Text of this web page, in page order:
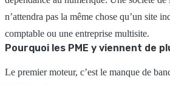
n’attendra pas la même chose qu’un site
comptable ou une entreprise multisite.
Pourquoi les PME y viennent de
Le premier moteur, c’est le manque de